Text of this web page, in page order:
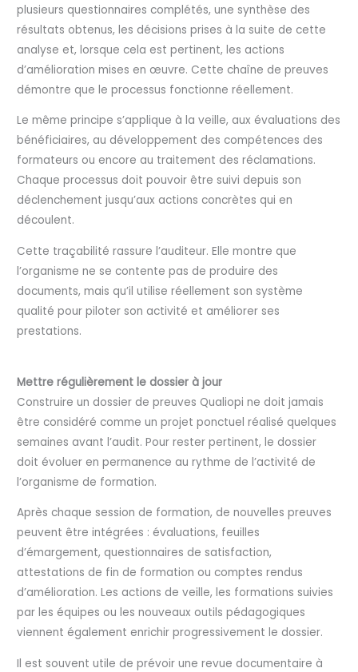
plusieurs questionnaires complétés, une synthèse des
résultats obtenus, les décisions prises à la suite de cette
analyse et, lorsque cela est pertinent, les actions
d’amélioration mises en œuvre. Cette chaîne de preuves
démontre que le processus fonctionne réellement.
Le même principe s’applique à la veille, aux évaluations des
bénéficiaires, au développement des compétences des
formateurs ou encore au traitement des réclamations.
Chaque processus doit pouvoir être suivi depuis son
déclenchement jusqu’aux actions concrètes qui en
découlent.
Cette traçabilité rassure l’auditeur. Elle montre que
l’organisme ne se contente pas de produire des
documents, mais qu’il utilise réellement son système
qualité pour piloter son activité et améliorer ses
prestations.
Mettre régulièrement le dossier à jour
Construire un dossier de preuves Qualiopi ne doit jamais
être considéré comme un projet ponctuel réalisé quelques
semaines avant l’audit. Pour rester pertinent, le dossier
doit évoluer en permanence au rythme de l’activité de
l’organisme de formation.
Après chaque session de formation, de nouvelles preuves
peuvent être intégrées : évaluations, feuilles
d’émargement, questionnaires de satisfaction,
attestations de fin de formation ou comptes rendus
d’amélioration. Les actions de veille, les formations suivies
par les équipes ou les nouveaux outils pédagogiques
viennent également enrichir progressivement le dossier.
Il est souvent utile de prévoir une revue documentaire à